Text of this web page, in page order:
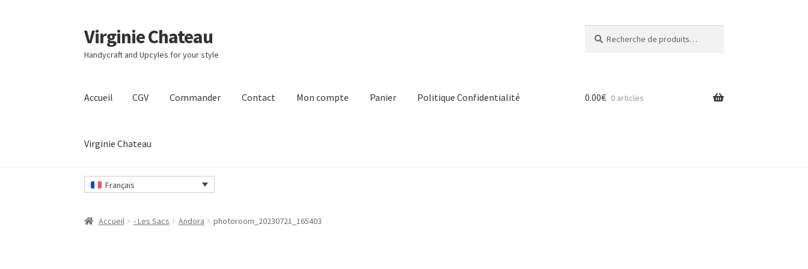
Passer
à
la
Passer
au
contenu
Virginie Chateau
Handycraft and Upcyles for your style
pour :
Accueil CGV Commander Contact Mon compte Panier Politique Confidentialité
Virginie Chateau
AccueilCGVCommander Contact
0.00€ 0 articles
Français
Accueil - Les Sacs Andora photoroom_20230721_165403